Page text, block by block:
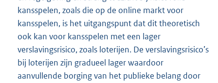
kansspelen, zoals die op de online markt voor
kansspelen, is het uitgangspunt dat dit theoretisch
ook kan voor kansspelen met een lager
verslavingsrisico, zoals loterijen. De verslavingsrisico’s
bij loterijen zijn gradueel lager waardoor
aanvullende borging van het publieke belang door